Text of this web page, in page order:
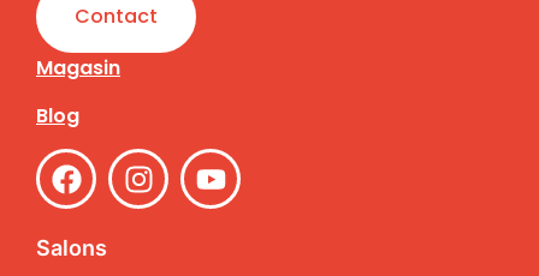
Contact
Magasin
Blog
Salons